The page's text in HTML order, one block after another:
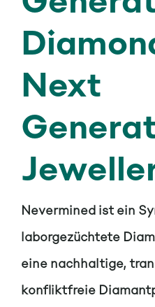
Next
Nevermined ist ein
laborgezüchtete
eine nachhaltige,
konfliktfreie